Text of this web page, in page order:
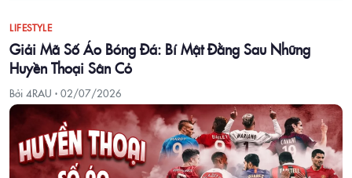
LIFESTYLE
Giải Mã Số Áo Bóng Đá: Bí Mật Đằng Sau Những
Huyền Thoại Sân Cỏ
Bởi 4RAU · 02/07/2026